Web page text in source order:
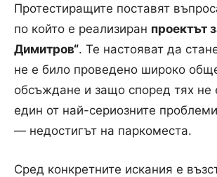
Протестиращите поставят
по който е реализиран проектът
Димитров“. Те настояват да
не е било проведено широко
обсъждане и защо според тях не
един от най-сериозните
— недостигът на паркоместа.
Сред конкретните искания е